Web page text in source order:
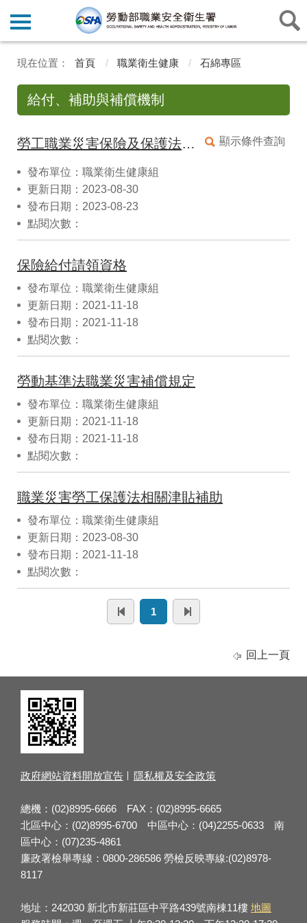
首頁 職業衛生健康 石綿專區
給付、補助與補償機制
顯示條件查詢
勞工職業災害保險及保護法相關補助
發布單位：職業衛生健康組
更新日期：2023-08-30
發布日期：2023-08-23
點閱次數：
保險給付請領資格
發布單位：職業衛生健康組
更新日期：2021-11-18
發布日期：2021-11-18
點閱次數：
勞動基準法職業災害補償規定
發布單位：職業衛生健康組
更新日期：2021-11-18
發布日期：2021-11-18
點閱次數：
職業災害勞工保護法相關津貼補助
發布單位：職業衛生健康組
更新日期：2023-08-30
發布日期：2021-11-18
點閱次數：
1
回上一頁
政府網站資料開放宣告 隱私權及安全政策
總機：(02)8995-6666 FAX：(02)8995-6665
北區中心：(02)8995-6700 中區中心：(04)2255-0633 南
區中心：(07)235-4861
廉政署檢舉專線：0800-286586 勞檢反映專線:(02)8978-
8117
地址：242030 新北市新莊區中平路439號南棟11樓 地圖